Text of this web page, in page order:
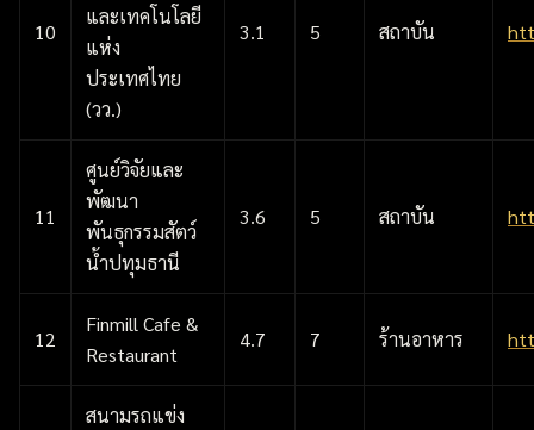
10
และเทคโนโลยี
แห่ง
ประเทศไทย
(วว.)
3.1 5 สถาบัน
11
ศูนย์วิจัยและ
พัฒนา
พันธุกรรมสัตว์
น้ำปทุมธานี
3.6 5 สถาบัน
12
Finmill Cafe &
Restaurant
4.7 7 ร้านอาหาร
สนามรถแข่ง